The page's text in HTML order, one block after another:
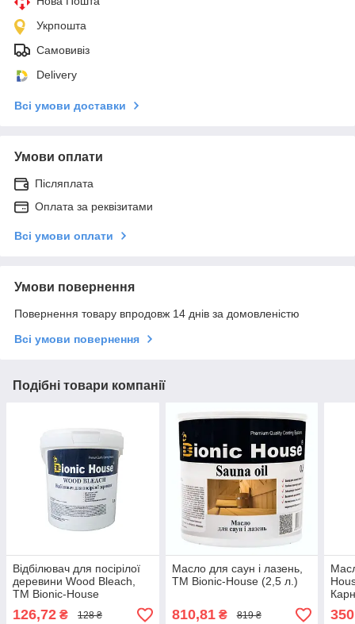
Укрпошта
Самовивіз
Delivery
Всі умови доставки
Умови оплати
Післяплата
Оплата за реквізитами
Всі умови оплати
Умови повернення
Повернення товару впродовж 14 днів за домовленістю
Всі умови повернення
Подібні товари компанії
Відбілювач для посірілої
деревини Wood Bleach,
TM Bionic-House
(Безхлорний, 1 л.)
126,72 ₴ 128 ₴
Масло для саун і лазень,
TM Bionic-House (2,5 л.)
810,81₴ 819 ₴